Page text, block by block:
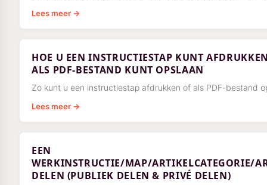
Lees meer →
HOE U EEN INSTRUCTIESTAP KUNT
ALS PDF-BESTAND KUNT OPSLAAN
Zo kunt u een instructiestap afdrukken of als PDF-bestand
Lees meer →
EEN
WERKINSTRUCTIE/MAP/ARTIKELCATEGORIE/
DELEN (PUBLIEK DELEN & PRIVÉ DELEN)